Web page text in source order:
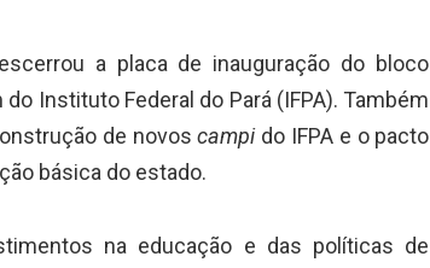
a placa de inauguração do bloco
Instituto Federal do Pará (IFPA). Também
de novoscampi do IFPA e o pacto
básica do estado.
na educação e das políticas de